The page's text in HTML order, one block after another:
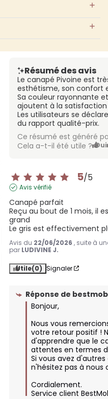
Résumé des avis
Le canapé Pivoine est
esthétisme, son confort
Sa couleur rayonnante
ajoutent à la
Les utilisateurs se
du rapport qualité-prix.
Ce résumé est généré
Cela a-t-il été utile ? Oui
5/5
Avis vérifié
Canapé parfait
Reçu au bout de 1 mois, il
grand
Le gris est effectivement
Avis du 22/06/2026 , suite à
par LUDIVINE J.
Utile(0) Signaler
Réponse de
Bonjour,
Nous vous
votre retour positif !
d'apprendre que le
attentes en termes
Si vous avez
n'hésitez pas à
Cordialement.
Service client